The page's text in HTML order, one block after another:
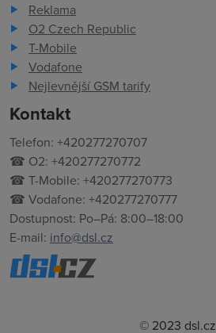
Reklama
O2 Czech Republic
T-Mobile
Vodafone
Nejlevnější GSM tarify
Kontakt
Telefon: +420277270707
☎ O2: +420277270772
☎ T-Mobile: +420277270773
☎ Vodafone: +420277270777
Dostupnost: Po–Pá: 8:00–18:00
E-mail: info@dsl.cz
© 2023 dsl.cz